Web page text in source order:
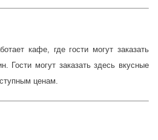
кафе, где гости могут заказать
Гости могут заказать здесь вкусные
ценам.